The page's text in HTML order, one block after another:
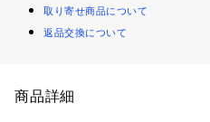
取り寄せ商品について
返品交換について
商品詳細